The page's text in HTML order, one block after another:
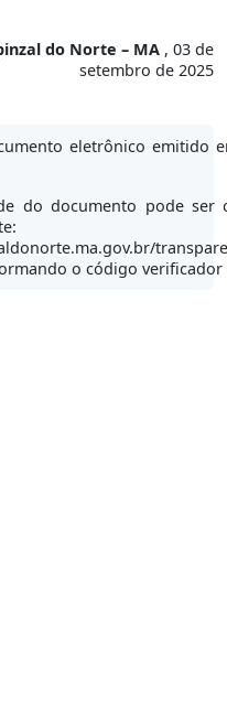
do Norte – MA , 03 de
setembro de 2025
eletrônico emitido
do documento pode ser
o código verificador